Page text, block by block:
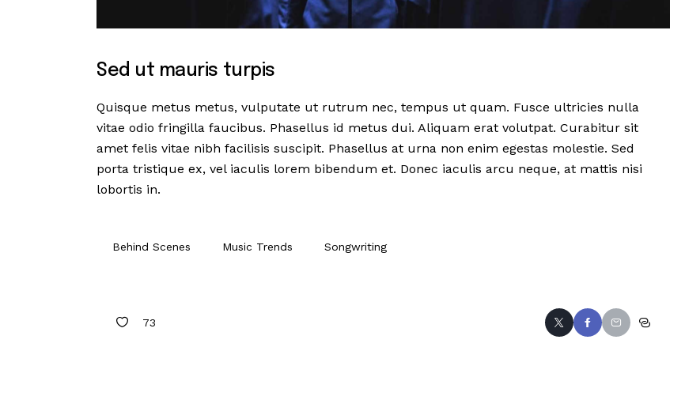
Sed ut mauris turpis
Quisque metus metus, vulputate ut rutrum nec, tempus ut quam. Fusce ultricies nulla
vitae odio fringilla faucibus. Phasellus id metus dui. Aliquam erat volutpat. Curabitur sit
amet felis vitae nibh facilisis suscipit. Phasellus at urna non enim egestas molestie. Sed
porta tristique ex, vel iaculis lorem bibendum et. Donec iaculis arcu neque, at mattis nisi
lobortis in.
Behind Scenes Music Trends Songwriting
73